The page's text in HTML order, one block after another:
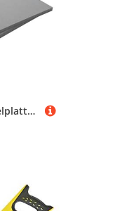
Feuerfest 123 - Schimmelplatte [500x610x25 mm | 3 Stück] - Schimmelsanierung Innendämmung - Kalziumsilikatplatte feuchteregulierend - Gegen Feuchtigkeit & Schimmelpilze - Klimaplatte Schimmel